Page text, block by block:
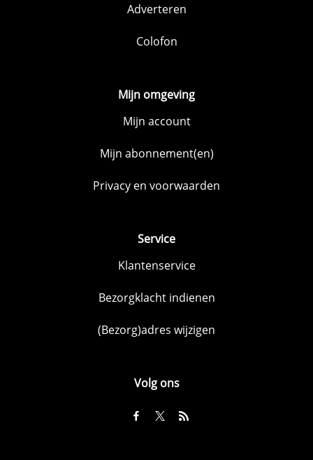
Adverteren
Colofon
Mijn omgeving
Mijn account
Mijn abonnement(en)
Privacy en voorwaarden
Service
Klantenservice
Bezorgklacht indienen
(Bezorg)adres wijzigen
Volg ons